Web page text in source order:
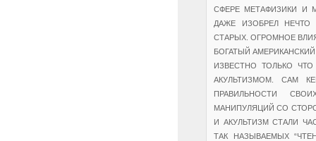
СФЕРЕ МЕТАФИЗИКИ И
ДАЖЕ ИЗОБРЕЛ
СТАРЫХ. ОГРОМНОЕ
БОГАТЫЙ
ИЗВЕСТНО ТОЛЬКО
АКУЛЬТИЗМОМ. САМ
ПРАВИЛЬНОСТИ
МАНИПУЛЯЦИЙ СО
И АКУЛЬТИЗМ СТАЛИ
ТАК НАЗЫВАЕМЫХ